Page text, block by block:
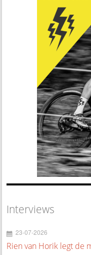
Interviews
23-07-2026
Rien van Horik legt de